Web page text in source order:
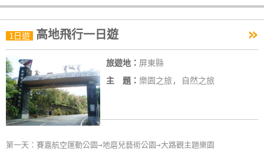
1日遊 高地飛行一日遊 »
旅遊地： 屏東縣
主 題： 樂園之旅, 自然之旅
第一天：賽嘉航空運動公園→地磨兒藝術公園→大路觀主題樂園